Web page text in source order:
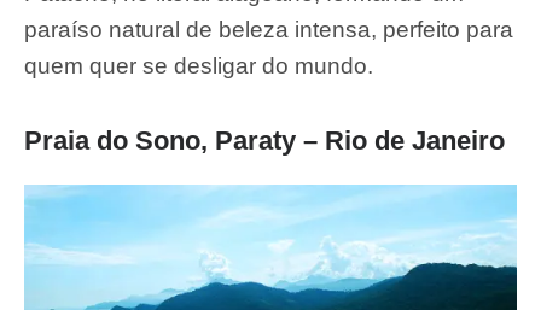
paraíso natural de beleza intensa, perfeito para
quem quer se desligar do mundo.
Praia do Sono, Paraty – Rio de Janeiro